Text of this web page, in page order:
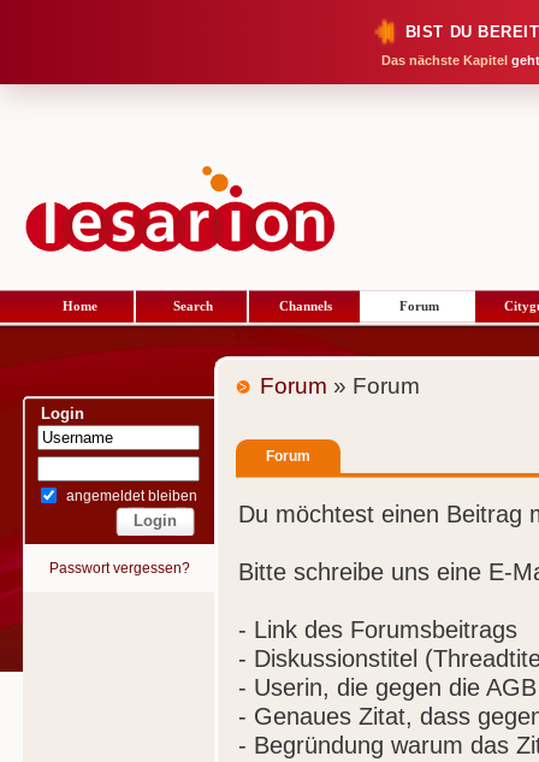
BIST DU
Das nächste Kapitel
Home Search Channels Forum
Login
angemeldet bleiben
Passwort vergessen?
Forum » Forum
Forum
Du möchtest einen Beitrag
Bitte schreibe uns eine E-
- Link des Forumsbeitrags
- Diskussionstitel
- Userin, die gegen die
- Genaues Zitat, dass
- Begründung warum das